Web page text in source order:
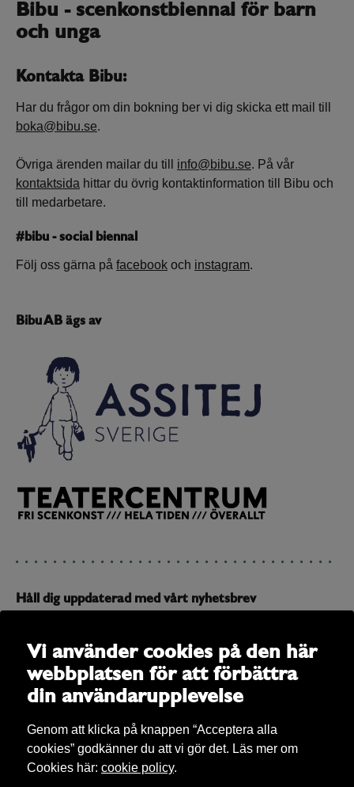
Bibu - scenkonstbiennal för barn
och unga
Kontakta Bibu:
Har du frågor om din bokning ber vi dig skicka ett mail till
boka@bibu.se.
Övriga ärenden mailar du till info@bibu.se. På vår
kontaktsida hittar du övrig kontaktinformation till Bibu och
till medarbetare.
#bibu - social biennal
Följ oss gärna på facebook och instagram.
Bibu AB ägs av
Håll dig uppdaterad med vårt nyhetsbrev
allt som är på gång
E-post
Vi använder cookies på den här
webbplatsen för att förbättra
din användarupplevelse
Genom att klicka på knappen “Acceptera alla
cookies” godkänner du att vi gör det. Läs mer om
Cookies här: cookie policy.